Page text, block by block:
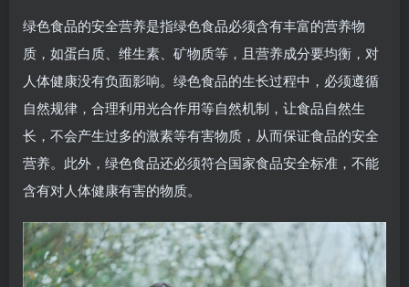
绿色食品的安全营养是指绿色食品必须含有丰富的营养物
质，如蛋白质、维生素、矿物质等，且营养成分要均衡，对
人体健康没有负面影响。绿色食品的生长过程中，必须遵循
自然规律，合理利用光合作用等自然机制，让食品自然生
长，不会产生过多的激素等有害物质，从而保证食品的安全
营养。此外，绿色食品还必须符合国家食品安全标准，不能
含有对人体健康有害的物质。